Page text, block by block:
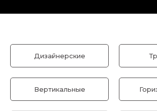
Дизайнерские
Вертикальные